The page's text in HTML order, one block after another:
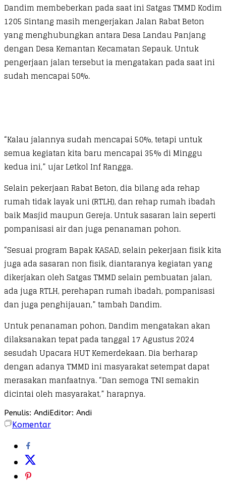
Dandim membeberkan pada saat ini Satgas TMMD Kodim
1205 Sintang masih mengerjakan Jalan Rabat Beton
yang menghubungkan antara Desa Landau Panjang
dengan Desa Kemantan Kecamatan Sepauk. Untuk
pengerjaan jalan tersebut ia mengatakan pada saat ini
sudah mencapai 50%.
“Kalau jalannya sudah mencapai 50%, tetapi untuk
semua kegiatan kita baru mencapai 35% di Minggu
kedua ini,” ujar Letkol Inf Rangga.
Selain pekerjaan Rabat Beton, dia bilang ada rehap
rumah tidak layak uni (RTLH), dan rehap rumah ibadah
baik Masjid maupun Gereja. Untuk sasaran lain seperti
pompanisasi air dan juga penanaman pohon.
“Sesuai program Bapak KASAD, selain pekerjaan fisik kita
juga ada sasaran non fisik, diantaranya kegiatan yang
dikerjakan oleh Satgas TMMD selain pembuatan jalan,
ada juga RTLH, perehapan rumah ibadah, pompanisasi
dan juga penghijauan,” tambah Dandim.
Untuk penanaman pohon, Dandim mengatakan akan
dilaksanakan tepat pada tanggal 17 Agustus 2024
sesudah Upacara HUT Kemerdekaan. Dia berharap
dengan adanya TMMD ini masyarakat setempat dapat
merasakan manfaatnya. “Dan semoga TNI semakin
dicintai oleh masyarakat,” harapnya.
Penulis: AndiEditor: Andi
Komentar